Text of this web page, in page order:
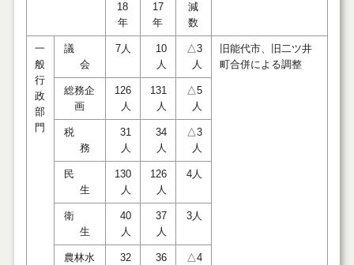
減
数
18
年
17
年
一
般
行
政
部
門
議
会
7人
10
人
△3
人
旧能代市、旧二ツ井
町合併による調整
総務企
画
126
人
131
人
△5
人
税
務
31
人
34
人
△3
人
民
生
130
人
126
人
4人
衛
生
40
人
37
人
3人
農林水
32
36
△4